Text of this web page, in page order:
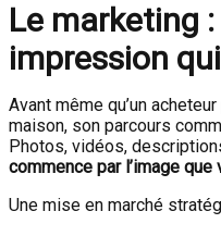
Le marketing
impression
Avant même qu’un
maison, son parcours
Photos, vidéos,
commence par l’image
Une mise en marché